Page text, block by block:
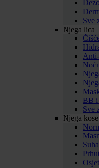
Sve
Njega lica
BB i
Sve
Njega kose
Prhut